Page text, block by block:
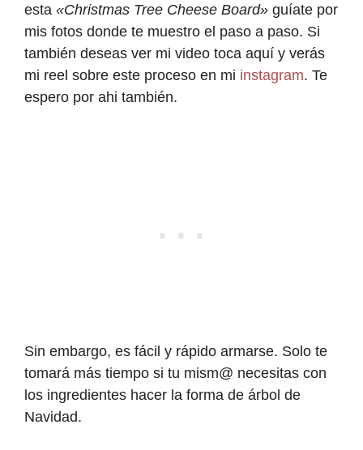
esta «Christmas Tree Cheese Board» guíate por
mis fotos donde te muestro el paso a paso. Si
también deseas ver mi video toca aquí y verás
mi reel sobre este proceso en mi instagram. Te
espero por ahi también.
Sin embargo, es fácil y rápido armarse. Solo te
tomará más tiempo si tu mism@ necesitas con
los ingredientes hacer la forma de árbol de
Navidad.